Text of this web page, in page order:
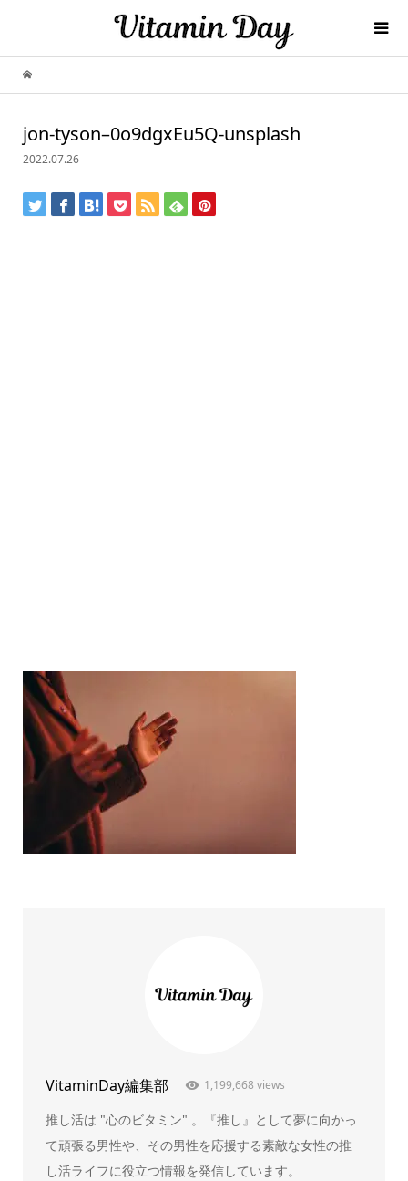
jon-tyson–0o9dgxEu5Q-unsplash
2022.07.26
VitaminDay編集部 1,199,668 views
推し活は "心のビタミン" 。『推し』として夢に向かっ
て頑張る男性や、その男性を応援する素敵な女性の推
し活ライフに役立つ情報を発信しています。